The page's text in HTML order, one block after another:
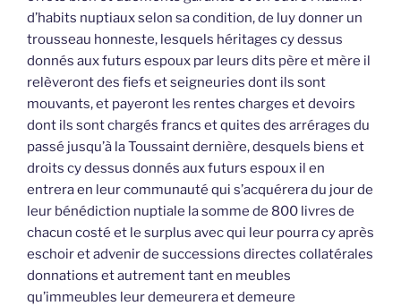
d’habits nuptiaux selon sa condition, de luy donner un
trousseau honneste, lesquels héritages cy dessus
donnés aux futurs espoux par leurs dits père et mère il
relèveront des fiefs et seigneuries dont ils sont
mouvants, et payeront les rentes charges et devoirs
dont ils sont chargés francs et quites des arrérages du
passé jusqu’à la Toussaint dernière, desquels biens et
droits cy dessus donnés aux futurs espoux il en
entrera en leur communauté qui s’acquérera du jour de
leur bénédiction nuptiale la somme de 800 livres de
chacun costé et le surplus avec qui leur pourra cy après
eschoir et advenir de successions directes collatérales
donnations et autrement tant en meubles
qu’immeubles leur demeurera et demeure